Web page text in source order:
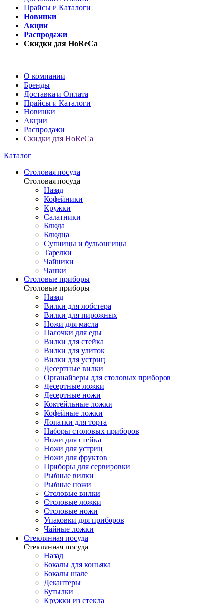
Прайсы и Каталоги
Новинки
Акции
Распродажи
Скидки для HoReCa
О компании
Бренды
Доставка и Оплата
Прайсы и Каталоги
Новинки
Акции
Распродажи
Скидки для HoReCa
Каталог
Столовая посуда
Столовая посуда
Назад
Кофейники
Кружки
Салатники
Блюда
Блюдца
Супницы и бульонницы
Тарелки
Чайники
Чашки
Cтоловые приборы
Cтоловые приборы
Назад
Вилки для лобстера
Вилки для пирожных
Ножи для масла
Палочки для еды
Вилки для стейка
Вилки для улиток
Вилки для устриц
Десертные вилки
Органайзеры для столовых приборов
Десертные ложки
Десертные ножи
Коктейльные ложки
Кофейные ложки
Лопатки для торта
Наборы столовых приборов
Ножи для стейка
Ножи для устриц
Ножи для фруктов
Приборы для сервировки
Рыбные вилки
Рыбные ножи
Столовые вилки
Столовые ложки
Столовые ножи
Упаковки для приборов
Чайные ложки
Стеклянная посуда
Стеклянная посуда
Назад
Бокалы для коньяка
Бокалы шале
Декантеры
Бутылки
Кружки из стекла